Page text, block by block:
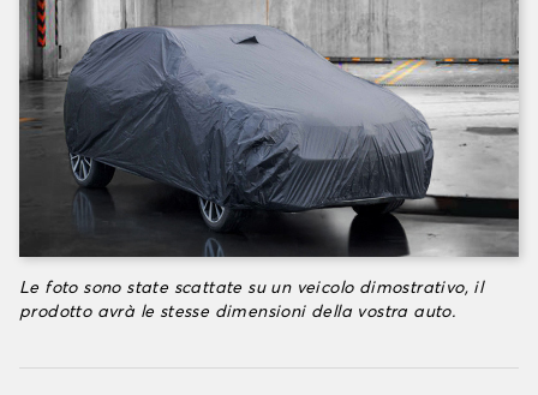
Le foto sono state scattate su un veicolo dimostrativo, il
prodotto avrà le stesse dimensioni della vostra auto.